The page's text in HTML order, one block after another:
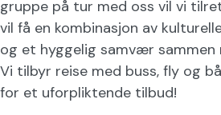
gruppe på tur med oss vil vi
vil få en kombinasjon av
og et hyggelig samvær
Vi tilbyr reise med buss, fly og
for et uforpliktende tilbud!